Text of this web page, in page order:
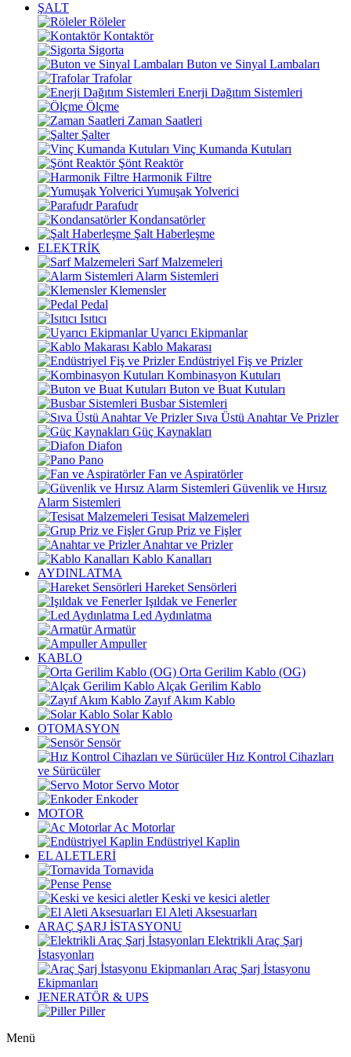
ŞALT
Röleler
Kontaktör
Sigorta
Buton ve Sinyal Lambaları
Trafolar
Enerji Dağıtım Sistemleri
Ölçme
Zaman Saatleri
Şalter
Vinç Kumanda Kutuları
Şönt Reaktör
Harmonik Filtre
Yumuşak Yolverici
Parafudr
Kondansatörler
Şalt Haberleşme
ELEKTRİK
Sarf Malzemeleri
Alarm Sistemleri
Klemensler
Pedal
Isıtıcı
Uyarıcı Ekipmanlar
Kablo Makarası
Endüstriyel Fiş ve Prizler
Kombinasyon Kutuları
Buton ve Buat Kutuları
Busbar Sistemleri
Sıva Üstü Anahtar Ve Prizler
Güç Kaynakları
Diafon
Pano
Fan ve Aspiratörler
Güvenlik ve Hırsız
Alarm Sistemleri
Tesisat Malzemeleri
Grup Priz ve Fişler
Anahtar ve Prizler
Kablo Kanalları
AYDINLATMA
Hareket Sensörleri
Işıldak ve Fenerler
Led Aydınlatma
Armatür
Ampuller
KABLO
Orta Gerilim Kablo (OG)
Alçak Gerilim Kablo
Zayıf Akım Kablo
Solar Kablo
OTOMASYON
Sensör
Hız Kontrol Cihazları
ve Sürücüler
Servo Motor
Enkoder
MOTOR
Ac Motorlar
Endüstriyel Kaplin
EL ALETLERİ
Tornavida
Pense
Keski ve kesici aletler
El Aleti Aksesuarları
ARAÇ ŞARJ İSTASYONU
Elektrikli Araç Şarj
İstasyonları
Araç Şarj İstasyonu
Ekipmanları
JENERATÖR & UPS
Piller
Menü